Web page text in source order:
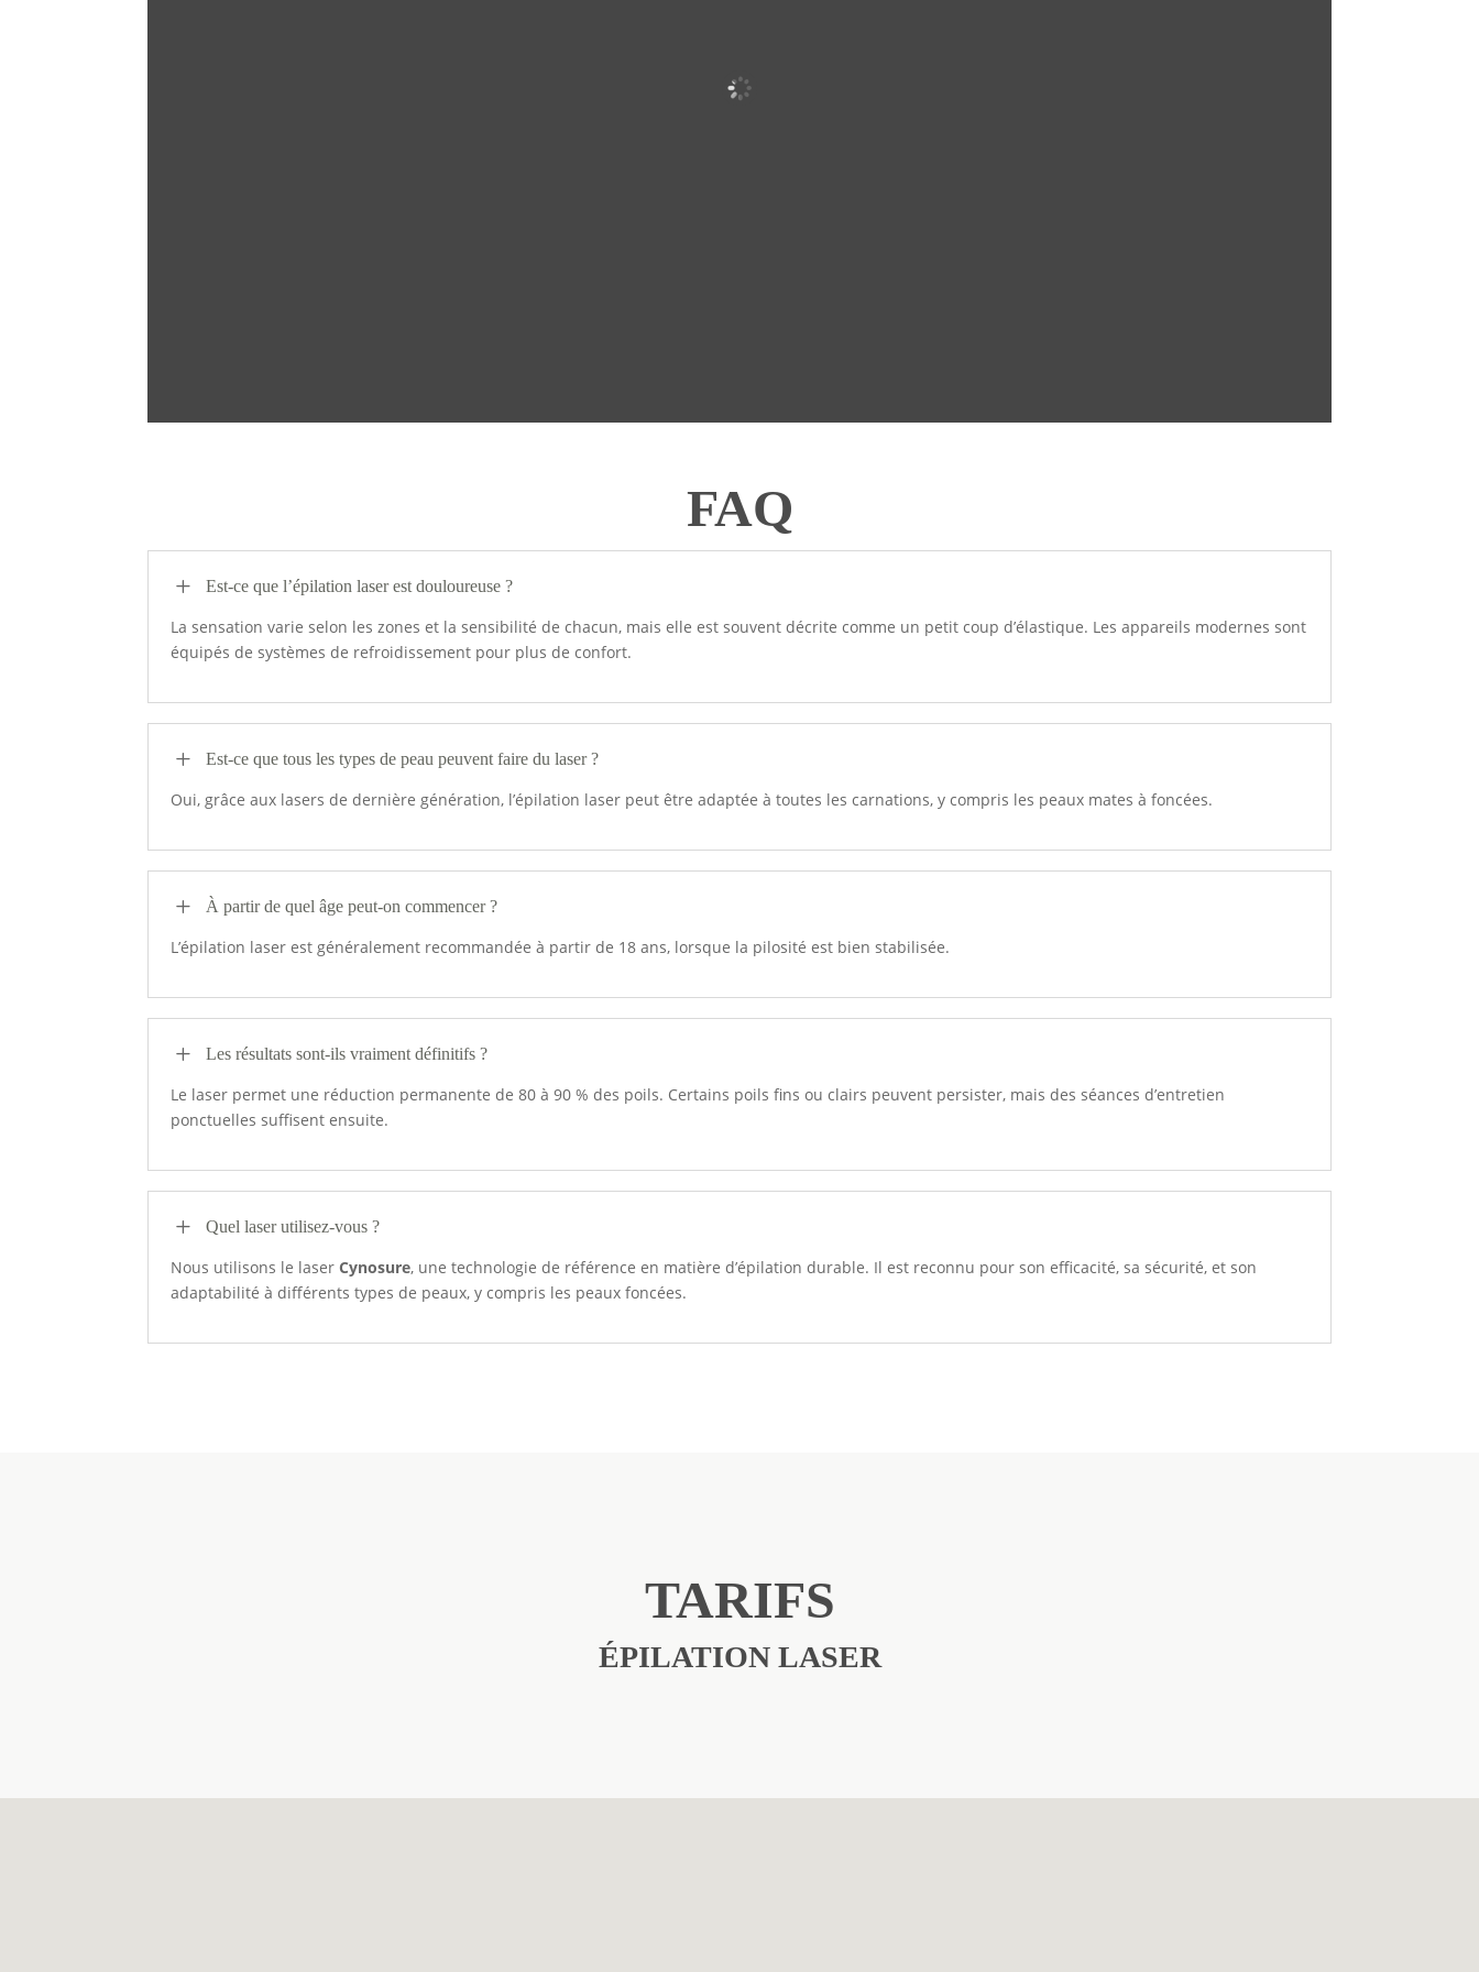
FAQ
L Est-ce que l’épilation laser est douloureuse ?
La sensation varie selon les zones et la sensibilité de chacun, mais elle est souvent décrite comme un petit coup d’élastique. Les appareils modernes sont
équipés de systèmes de refroidissement pour plus de confort.
L Est-ce que tous les types de peau peuvent faire du laser ?
Oui, grâce aux lasers de dernière génération, l’épilation laser peut être adaptée à toutes les carnations, y compris les peaux mates à foncées.
L À partir de quel âge peut-on commencer ?
L’épilation laser est généralement recommandée à partir de 18 ans, lorsque la pilosité est bien stabilisée.
L Les résultats sont-ils vraiment définitifs ?
Le laser permet une réduction permanente de 80 à 90 % des poils. Certains poils fins ou clairs peuvent persister, mais des séances d’entretien
ponctuelles suffisent ensuite.
L Quel laser utilisez-vous ?
Nous utilisons le laserCynosure, une technologie de référence en matière d’épilation durable. Il est reconnu pour son efficacité, sa sécurité, et son
adaptabilité à différents types de peaux, y compris les peaux foncées.
TARIFS
ÉPILATION LASER